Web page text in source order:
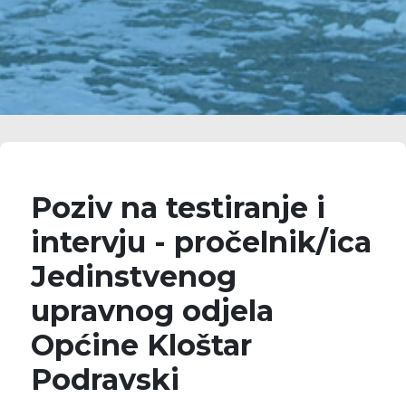
Poziv na testiranje i
intervju - pročelnik/ica
Jedinstvenog
upravnog odjela
Općine Kloštar
Podravski